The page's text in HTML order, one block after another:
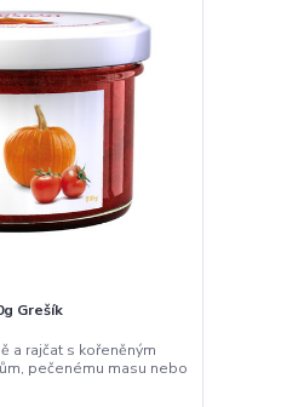
Grešík
a rajčat s kořeněným
pečenému masu nebo